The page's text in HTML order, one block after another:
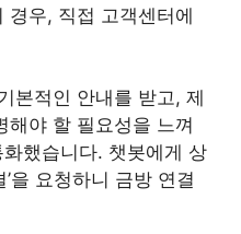
경우, 직접 고객센터에
본적인 안내를 받고, 제
해야 할 필요성을 느껴
했습니다. 챗봇에게 상
을 요청하니 금방 연결